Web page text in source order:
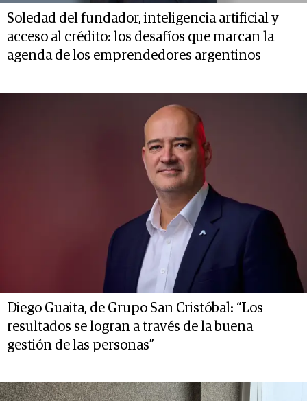
Soledad del fundador, inteligencia artificial y
acceso al crédito: los desafíos que marcan la
agenda de los emprendedores argentinos
Diego Guaita, de Grupo San Cristóbal: “Los
resultados se logran a través de la buena
gestión de las personas”